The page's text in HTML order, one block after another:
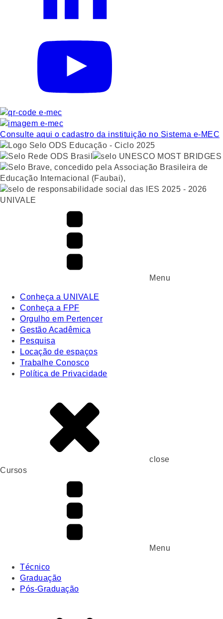
Consulte aqui o cadastro da instituição no Sistema e-MEC
UNIVALE
Menu
Conheça a UNIVALE
Conheça a FPF
Orgulho em Pertencer
Gestão Acadêmica
Pesquisa
Locação de espaços
Trabalhe Conosco
Política de Privacidade
close
Cursos
Menu
Técnico
Graduação
Pós-Graduação